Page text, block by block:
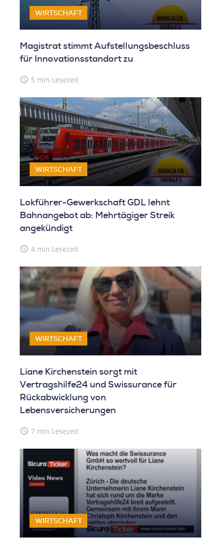
WIRTSCHAFT
Magistrat stimmt Aufstellungsbeschluss
für Innovationsstandort zu
access_time 5 min Lesezeit
WIRTSCHAFT
Lokführer-Gewerkschaft GDL lehnt
Bahnangebot ab: Mehrtägiger Streik
angekündigt
access_time 4 min Lesezeit
WIRTSCHAFT
Liane Kirchenstein sorgt mit
Vertragshilfe24 und Swissurance für
Rückabwicklung von
Lebensversicherungen
access_time 7 min Lesezeit
WIRTSCHAFT